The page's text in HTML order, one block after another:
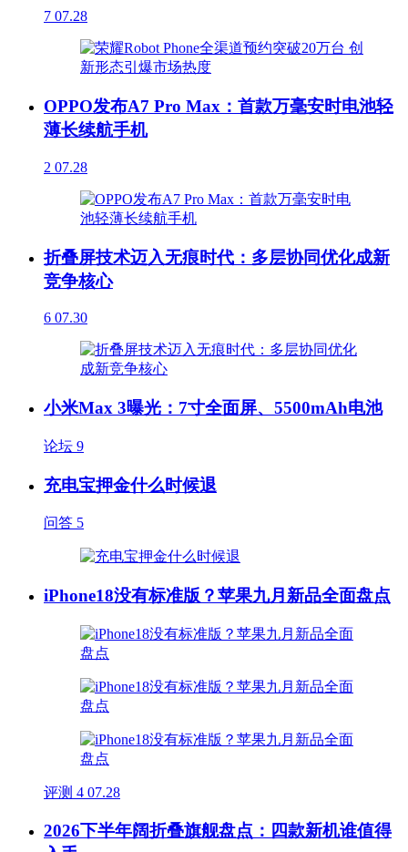
7 07.28
OPPO发布A7 Pro Max：首款万毫安时电池轻
薄长续航手机
2 07.28
折叠屏技术迈入无痕时代：多层协同优化成新
竞争核心
6 07.30
小米Max 3曝光：7寸全面屏、5500mAh电池
论坛 9
充电宝押金什么时候退
问答 5
iPhone18没有标准版？苹果九月新品全面盘点
评测 4 07.28
2026下半年阔折叠旗舰盘点：四款新机谁值得